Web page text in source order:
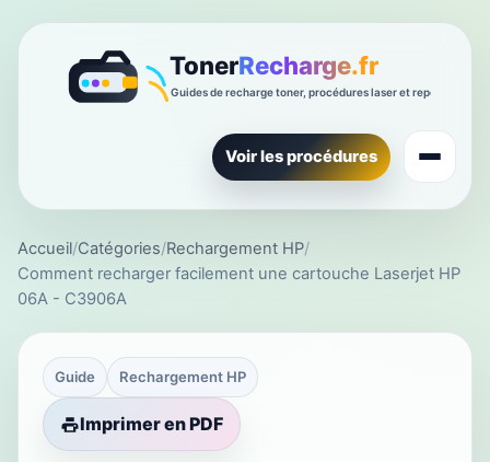
Voir les procédures
Accueil/Catégories/Rechargement HP/
Comment recharger facilement une cartouche Laserjet HP
06A - C3906A
Guide Rechargement HP
Imprimer en PDF